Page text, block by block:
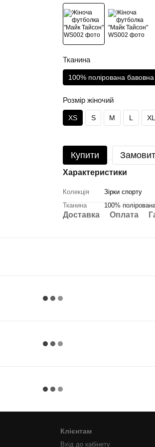
Тканина
100% полірована бавовна
Розмір жіночий
XS S M L XL
Купити
Характеристики
Колекція
Зірки спорту
Тканина
100%
Доставка Оплата
Клієнтам
Вхід до кабінету